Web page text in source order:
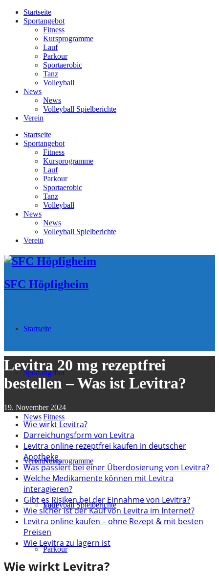
Startseite
Sportangebot
Fitness
Kursprogramme
Lauf
Parkour
Sportaerobic
Tanz
Volleyball
News
News
Volleyball Spielberichte
Verein
Startseite
Sportangebot
Fitness
Kursprogramme
Lauf
Parkour
Sportaerobic
Tanz
Volleyball
News
News
Volleyball Spielberichte
Verein
SFC Höpfigheim
Startseite
Sportangebot
Fitness
Kursprogramme
Lauf
Parkour
News
News
Volleyball Spielberichte
Verein
Levitra 20 mg rezeptfrei
bestellen – Was ist Levitra?
19. November 2024
Wie wirkt Levitra?
Darreichungsform von Levitra
Levitra online rezeptfrei kaufen in deutscher
Apotheke
Was passiert bei einer Überdosierung von Levitra?
Welche Medikamente können mit Levitra
interagieren?
Gibt es Risiken bei der Einnahme von Levitra?
Wie sicher ist der Kauf von Levitra im Internet?
Levitra online kaufen – ohne Rezept & mit besten
Preisen
Wie Levitra zu lagern ist
Wie wirkt Levitra?